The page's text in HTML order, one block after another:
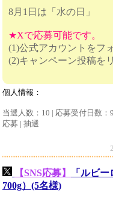
8月1日は「水の日」
★Xで応募可能です。
(1)公式アカウントをフ
(2)キャンペーン投稿を
個人情報：
当選人数：10 | 応募受付日数：
応募 | 抽選
【SNS応募】
「ルビ
700g）(5名様)